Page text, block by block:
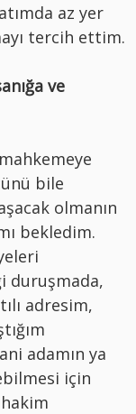
az yer
tercih ettim.
ve
bile
olmanın
bekledim.
duruşmada,
adresim,
adamın ya
için